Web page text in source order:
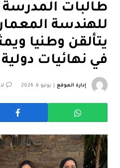
طالبات المدرسة
للهندسة
يتألقن وطنيا
في نهائيات
إدارة الموقع يونيو 6, 2026